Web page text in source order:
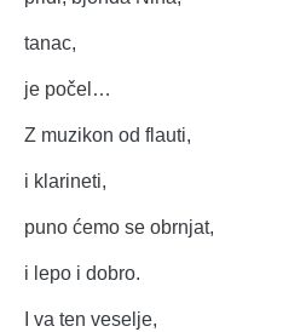
tanac,
je počel…
Z muzikon od flauti,
i klarineti,
puno ćemo se obrnjat,
i lepo i dobro.
I va ten veselje,